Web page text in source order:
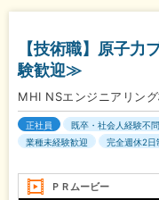
【技術職】原子
験歓迎≫
MHI NSエンジニアリン
正社員 既卒・社会人経験不問
業種未経験歓迎
完全週休2日
ＰＲムービー